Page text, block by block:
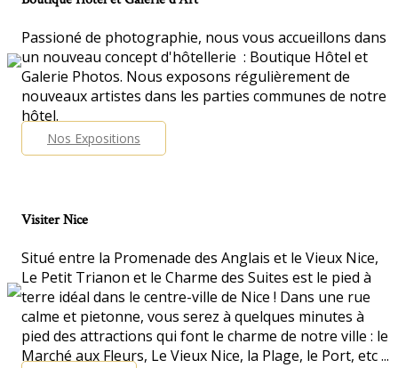
Passioné de photographie, nous vous accueillons dans
un nouveau concept d'hôtellerie : Boutique Hôtel et
Galerie Photos. Nous exposons régulièrement de
nouveaux artistes dans les parties communes de notre
hôtel.
Nos Expositions
Visiter Nice
Situé entre la Promenade des Anglais et le Vieux Nice,
Le Petit Trianon et le Charme des Suites est le pied à
terre idéal dans le centre-ville de Nice ! Dans une rue
calme et pietonne, vous serez à quelques minutes à
pied des attractions qui font le charme de notre ville : le
Marché aux Fleurs, Le Vieux Nice, la Plage, le Port, etc ...